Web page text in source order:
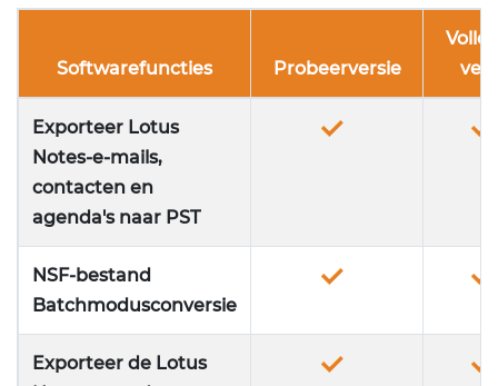
Softwarefuncties Probeerversie
Exporteer Lotus
Notes-e-mails,
contacten en
agenda's naar PST
NSF-bestand
Batchmodusconversie
Exporteer de Lotus